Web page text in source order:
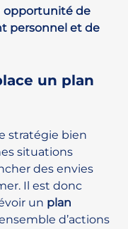
opportunité de
personnel et de
un plan
stratégie bien
situations
des envies
Il est donc
un plan
d’actions